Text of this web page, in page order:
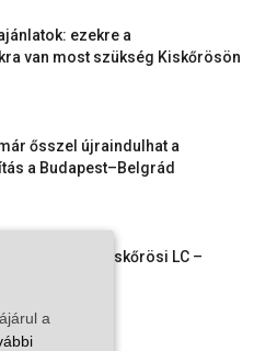
ezekre a
van most szükség Kiskőrösön
ősszel újraindulhat a
a Budapest–Belgrád
a Kiskőrösi LC –
keret,...
a